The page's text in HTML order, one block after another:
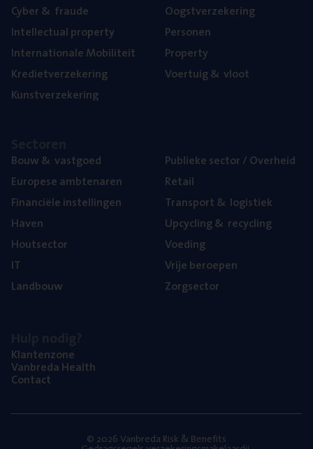
Cyber& fraude
Intel­lec­tu­al property
Inter­na­ti­o­na­le Mobiliteit
Kre­diet­ver­ze­ke­ring
Kunst­ver­ze­ke­ring
Oogst­ver­ze­ke­ring
Per­so­nen
Pro­per­ty
Voer­tuig& vloot
Bouw& vastgoed
Euro­pe­se ambtenaren
Finan­ci­ë­le instellingen
Haven
Hout­sec­tor
IT
Land­bouw
Publie­ke sec­tor / Overheid
Retail
Trans­port& logistiek
Upcy­cling& recycling
Voe­ding
Vrije beroe­pen
Zorg­sec­tor
Klan­ten­zo­ne
Van­b­re­da Health
Con­tact
© 2026 Vanbreda Risk & Benefits